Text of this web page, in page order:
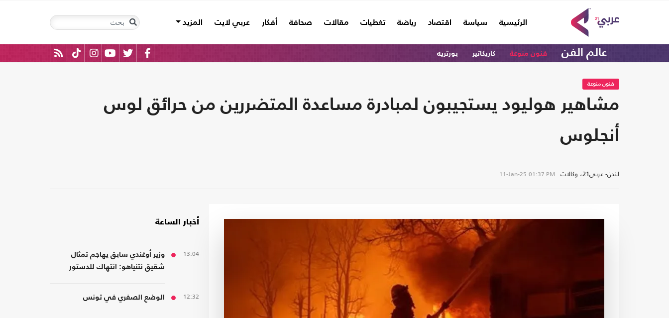
الرئيسية
(current) سياسة اقتصاد رياضة تغطيات مقالات صحافة أفكار عربي لايت المزيد
عالم الفن فنون منوعة كاريكاتير بورتريه
فنون منوعة
مشاهير هوليود يستجيبون لمبادرة مساعدة المتضررين من حرائق لوس
أنجلوس
لندن- عربي21، وكالات 11-Jan-25 01:37 PM
أخبار الساعة
13:04
وزير أوغندي سابق يهاجم تمثال
شقيق نتنياهو: انتهاك للدستور
12:32 الوضع الصفري في تونس